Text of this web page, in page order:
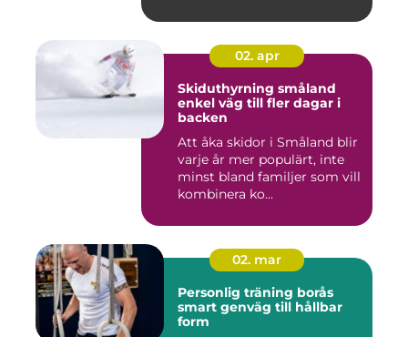
02. apr
Skiduthyrning småland
enkel väg till fler dagar i
backen
Att åka skidor i Småland blir
varje år mer populärt, inte
minst bland familjer som vill
kombinera ko...
02. mar
Personlig träning borås
smart genväg till hållbar
form